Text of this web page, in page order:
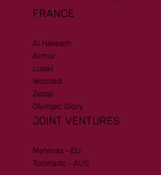
FRANCE
Al Hakeem
Armor
Lusail
Wooded
Zelzal
Olympic Glory
JOINT VENTURES
Mehmas - EU
Toronado - AUS